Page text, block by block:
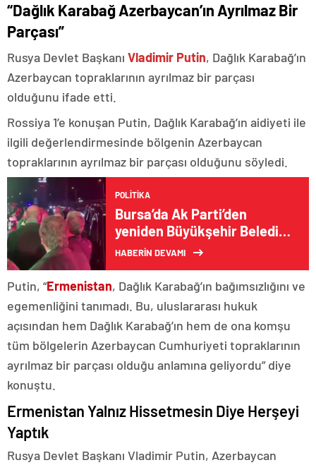
“Dağlık Karabağ Azerbaycan’ın Ayrılmaz Bir
Parçası”
Rusya Devlet Başkanı Vladimir Putin, Dağlık Karabağ’ın
Azerbaycan topraklarının ayrılmaz bir parçası
olduğunu ifade etti.
Rossiya 1’e konuşan Putin, Dağlık Karabağ’ın aidiyeti ile
ilgili değerlendirmesinde bölgenin Azerbaycan
topraklarının ayrılmaz bir parçası olduğunu söyledi.
POLITIKA
Bursa’da Ak Parti’den
yeniden Büyükşehir Beledi
Başkanlığına aday gösterilen
karşılandı
HABERİN DEVAMI
Putin, “Ermenistan, Dağlık Karabağ’ın bağımsızlığını ve
egemenliğini tanımadı. Bu, uluslararası hukuk
açısından hem Dağlık Karabağ’ın hem de ona komşu
tüm bölgelerin Azerbaycan Cumhuriyeti topraklarının
ayrılmaz bir parçası olduğu anlamına geliyordu” diye
konuştu.
Ermenistan Yalnız Hissetmesin Diye Herşeyi
Yaptık
Rusya Devlet Başkanı Vladimir Putin, Azerbaycan